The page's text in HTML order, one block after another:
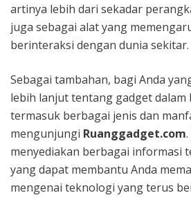
artinya lebih dari sekadar
juga sebagai alat yang
berinteraksi dengan dunia sekitar.
Sebagai tambahan, bagi Anda
lebih lanjut tentang gadget dalam
termasuk berbagai jenis dan
mengunjungi Ruanggadget.com
menyediakan berbagai informasi
yang dapat membantu Anda
mengenai teknologi yang terus